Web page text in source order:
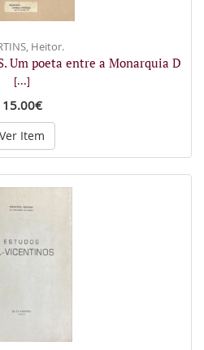
Heitor.
Um poeta entre a Monarquia D
[...]
15.00€
Ver Item